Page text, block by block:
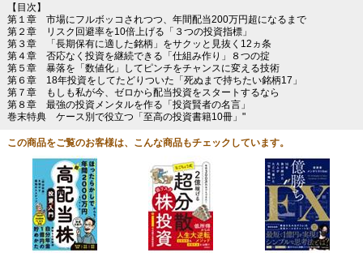
【目次】
第１章 市場にフルボッコされつつ、年間配当200万円超になるまで
第２章 リスク回避率を10倍上げる「３つの投資指標」
第３章 「長期保有に適した銘柄」をサクッと見抜く12ヵ条
第４章 否応なく投資を継続できる「仕組み作り」８つの掟
第５章 暴落を「数値化」してピンチをチャンスに変える技術
第６章 18年投資をしてたどりついた「死ぬまで持ちたい銘柄17」
第７章 もしも私が今、ゼロから配当投資をスタートするなら
第８章 最強の投資メンタルを作る「投資賢者の名言」
巻末特典 ケース別で役立つ「至高の投資書籍10冊」"
この商品をご覧のお客様は、こんな商品もチェックしています。